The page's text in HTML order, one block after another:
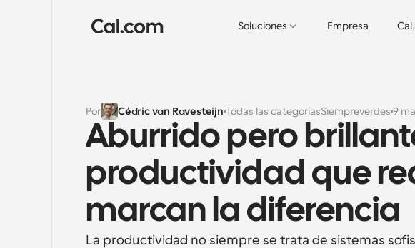
Soluciones Empresa
Por Cédric van Ravesteijn Todas las categoríasSiempreverdes 9
Aburrido pero
productividad que
marcan la diferencia
La productividad no siempre se trata de sistemas